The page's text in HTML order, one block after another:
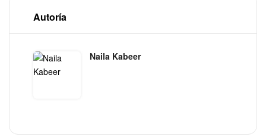
Autoría
Naila Kabeer